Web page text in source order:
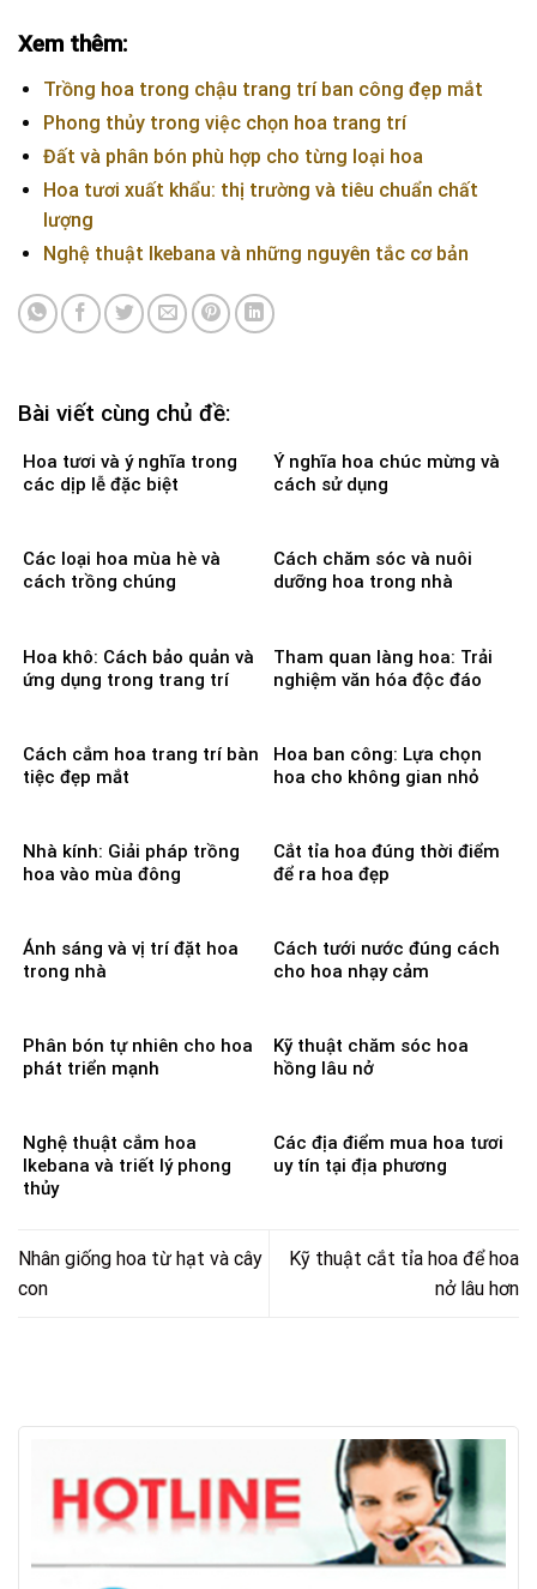
Xem thêm:
Trồng hoa trong chậu trang trí ban công đẹp mắt
Phong thủy trong việc chọn hoa trang trí
Đất và phân bón phù hợp cho từng loại hoa
Hoa tươi xuất khẩu: thị trường và tiêu chuẩn chất
lượng
Nghệ thuật Ikebana và những nguyên tắc cơ bản
Bài viết cùng chủ đề:
Hoa tươi và ý nghĩa trong
các dịp lễ đặc biệt
Ý nghĩa hoa chúc mừng và
cách sử dụng
Các loại hoa mùa hè và
cách trồng chúng
Cách chăm sóc và nuôi
dưỡng hoa trong nhà
Hoa khô: Cách bảo quản và
ứng dụng trong trang trí
Tham quan làng hoa: Trải
nghiệm văn hóa độc đáo
Cách cắm hoa trang trí bàn
tiệc đẹp mắt
Hoa ban công: Lựa chọn
hoa cho không gian nhỏ
Nhà kính: Giải pháp trồng
hoa vào mùa đông
Cắt tỉa hoa đúng thời điểm
để ra hoa đẹp
Ánh sáng và vị trí đặt hoa
trong nhà
Cách tưới nước đúng cách
cho hoa nhạy cảm
Phân bón tự nhiên cho hoa
phát triển mạnh
Kỹ thuật chăm sóc hoa
hồng lâu nở
Nghệ thuật cắm hoa
Ikebana và triết lý phong
thủy
Các địa điểm mua hoa tươi
uy tín tại địa phương
Nhân giống hoa từ hạt và cây
con
Kỹ thuật cắt tỉa hoa để hoa
nở lâu hơn